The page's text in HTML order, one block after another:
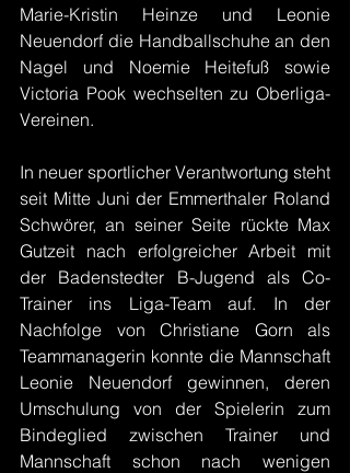
Marie-Kristin Heinze und Leonie
Neuendorf die Handballschuhe an den
Nagel und Noemie Heitefuß sowie
Victoria Pook wechselten zu Oberliga-
Vereinen.
In neuer sportlicher Verantwortung steht
seit Mitte Juni der Emmerthaler Roland
Schwörer, an seiner Seite rückte Max
Gutzeit nach erfolgreicher Arbeit mit
der Badenstedter B-Jugend als Co-
Trainer ins Liga-Team auf. In der
Nachfolge von Christiane Gorn als
Teammanagerin konnte die Mannschaft
Leonie Neuendorf gewinnen, deren
Umschulung von der Spielerin zum
Bindeglied zwischen Trainer und
Mannschaft schon nach wenigen